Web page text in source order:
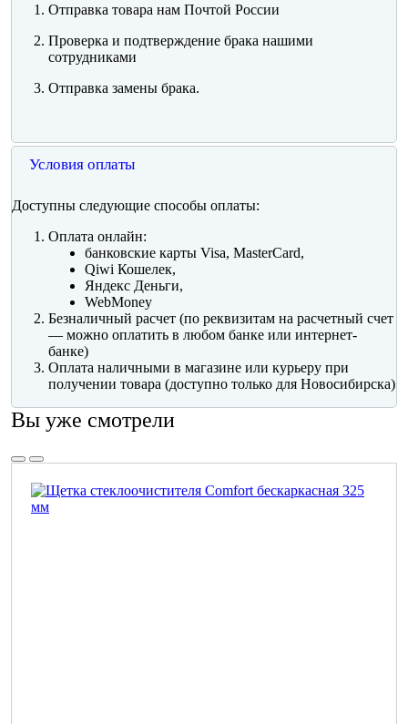
Отправка товара нам Почтой России
Проверка и подтверждение брака нашими
сотрудниками
Отправка замены брака.
Условия оплаты
Доступны следующие способы оплаты:
Оплата онлайн:
банковские карты Visa, MasterCard,
Qiwi Кошелек,
Яндекс Деньги,
WebMoney
Безналичный расчет (по реквизитам на расчетный счет
— можно оплатить в любом банке или интернет-
банке)
Оплата наличными в магазине или курьеру при
получении товара (доступно только для Новосибирска)
Вы уже смотрели